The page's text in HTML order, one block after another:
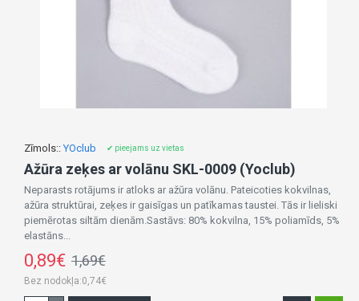
Zīmols:: YOclub ✔ pieejams uz vietas
Ažūra zeķes ar volānu SKL-0009 (Yoclub)
Neparasts rotājums ir atloks ar ažūra volānu. Pateicoties kokvilnas,
ažūra struktūrai, zeķes ir gaisīgas un patīkamas taustei. Tās ir lieliski
piemērotas siltām dienām.Sastāvs: 80% kokvilna, 15% poliamīds, 5%
elastāns...
0,89€ 1,69€
Bez nodokļa:0,74€